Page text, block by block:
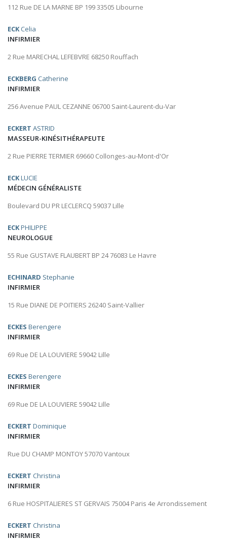
112 Rue DE LA MARNE BP 199 33505 Libourne
ECKCelia
INFIRMIER
2 Rue MARECHAL LEFEBVRE 68250 Rouffach
ECKBERG Catherine
INFIRMIER
256 Avenue PAUL CEZANNE 06700 Saint-Laurent-du-Var
ECKERT ASTRID
MASSEUR-KINÉSITHÉRAPEUTE
2 Rue PIERRE TERMIER 69660 Collonges-au-Mont-d'Or
ECKLUCIE
MÉDECIN GÉNÉRALISTE
Boulevard DU PR LECLERCQ 59037 Lille
ECKPHILIPPE
NEUROLOGUE
55 Rue GUSTAVE FLAUBERT BP 24 76083 Le Havre
ECHINARD Stephanie
INFIRMIER
15 Rue DIANE DE POITIERS 26240 Saint-Vallier
ECKES Berengere
INFIRMIER
69 Rue DE LA LOUVIERE 59042 Lille
ECKES Berengere
INFIRMIER
69 Rue DE LA LOUVIERE 59042 Lille
ECKERT Dominique
INFIRMIER
Rue DU CHAMP MONTOY 57070 Vantoux
ECKERT Christina
INFIRMIER
6 Rue HOSPITALIERES ST GERVAIS 75004 Paris 4e Arrondissement
ECKERT Christina
INFIRMIER